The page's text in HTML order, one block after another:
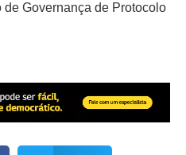
Governança de Protocolo